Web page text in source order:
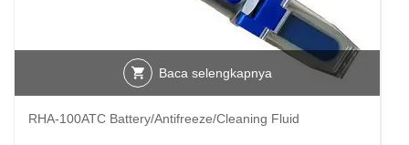
Baca selengkapnya
RHA-100ATC Battery/Antifreeze/Cleaning Fluid